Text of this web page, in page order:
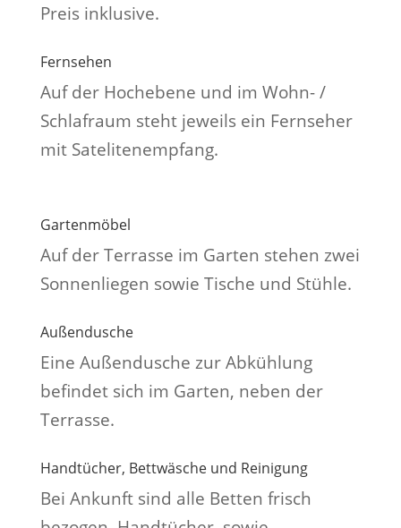
Preis inklusive.
Fernsehen
Auf der Hochebene und im Wohn- /
Schlafraum steht jeweils ein Fernseher
mit Satelitenempfang.
Gartenmöbel
Auf der Terrasse im Garten stehen zwei
Sonnenliegen sowie Tische und Stühle.
Außendusche
Eine Außendusche zur Abkühlung
befindet sich im Garten, neben der
Terrasse.
Handtücher, Bettwäsche und Reinigung
Bei Ankunft sind alle Betten frisch